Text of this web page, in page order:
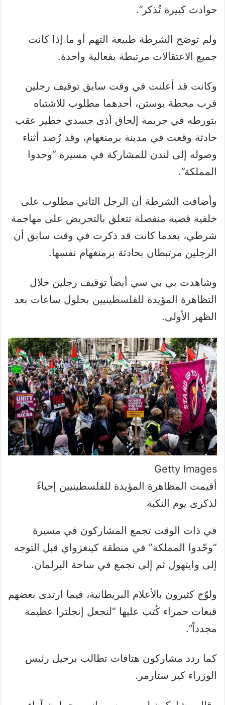
حوادث كبيرة تُذكر”.
ولم توضح الشرطة طبيعة التهم أو ما إذا كانت
جميع الاعتقالات مرتبطة بفعالية واحدة.
وكانت قد أعلنت في وقت سابق توقيف رجلين
قرب محطة يوستن، أحدهما مطلوب للاشتباه
بتورطه في جريمة إلحاق أذى جسدي خطير عقب
حادثة وقعت في مدينة برمنغهام، وقد رُصد أثناء
وصوله إلى لندن للمشاركة في مسيرة “وحدوا
المملكة”.
وأضافت الشرطة أن الرجل الثاني مطلوب على
خلفية قضية منفصلة تتعلق بالتحريض على مهاجمة
شرطي، بعدما كانت قد ذكرت في وقت سابق أن
الرجلين مرتبطان بحادثة برمنغهام نفسها.
وشاهدت بي بي سي أيضاً توقيف رجلين خلال
التظاهرة المؤيدة للفلسطينيين بحلول ساعات بعد
الظهر الأولى.
Getty Images
أقيمت المظاهرة المؤيدة للفلسطينيين إحياءً
لذكرى يوم النكبة
في ذات الوقت تجمع المشاركون في مسيرة
“وحّدوا المملكة” في منطقة كينغزواي قبل التوجه
إلى وايتهول ثم إلى تجمع في ساحة البرلمان.
ولوّح كثيرون بالأعلام البريطانية، فيما ارتدى بعضهم
قبعات حمراء كُتب عليها “لنجعل إنجلترا عظيمة
مجدداً”.
كما ردد مشاركون هتافات تطالب برحيل رئيس
الوزراء كير ستارمر.